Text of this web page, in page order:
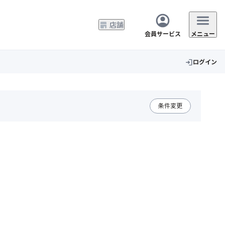
店舗
会員サービス メニュー
loginログイン
条件変更